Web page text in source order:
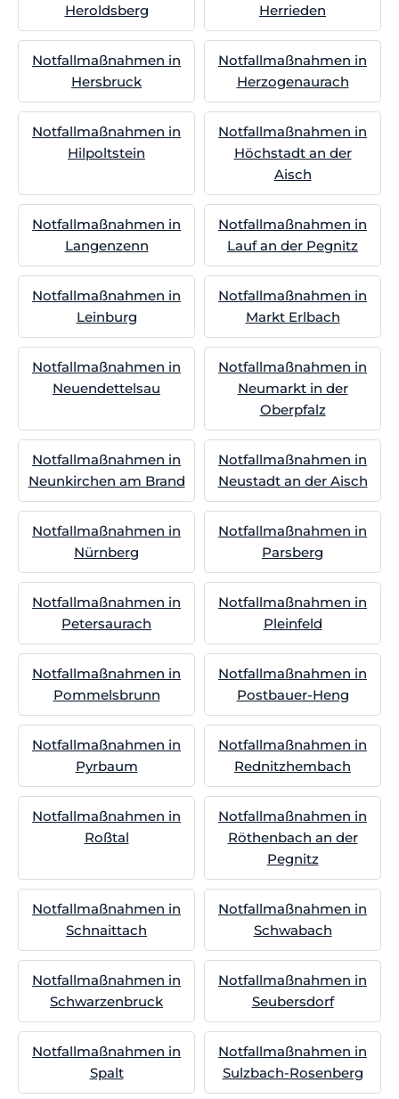
Heroldsberg
Herrieden
Notfallmaßnahmen in
Hersbruck
Notfallmaßnahmen in
Herzogenaurach
Notfallmaßnahmen in
Hilpoltstein
Notfallmaßnahmen in
Höchstadt an der
Aisch
Notfallmaßnahmen in
Langenzenn
Notfallmaßnahmen in
Lauf an der Pegnitz
Notfallmaßnahmen in
Leinburg
Notfallmaßnahmen in
Markt Erlbach
Notfallmaßnahmen in
Neuendettelsau
Notfallmaßnahmen in
Neumarkt in der
Oberpfalz
Notfallmaßnahmen in
Neunkirchen am Brand
Notfallmaßnahmen in
Neustadt an der Aisch
Notfallmaßnahmen in
Nürnberg
Notfallmaßnahmen in
Parsberg
Notfallmaßnahmen in
Petersaurach
Notfallmaßnahmen in
Pleinfeld
Notfallmaßnahmen in
Pommelsbrunn
Notfallmaßnahmen in
Postbauer-Heng
Notfallmaßnahmen in
Pyrbaum
Notfallmaßnahmen in
Rednitzhembach
Notfallmaßnahmen in
Roßtal
Notfallmaßnahmen in
Röthenbach an der
Pegnitz
Notfallmaßnahmen in
Schnaittach
Notfallmaßnahmen in
Schwabach
Notfallmaßnahmen in
Schwarzenbruck
Notfallmaßnahmen in
Seubersdorf
Notfallmaßnahmen in
Spalt
Notfallmaßnahmen in
Sulzbach-Rosenberg